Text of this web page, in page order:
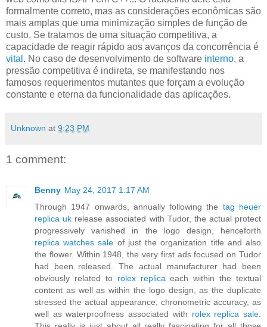
formalmente correto, mas as considerações econômicas são
mais amplas que uma minimização simples de função de
custo. Se tratamos de uma situação competitiva, a
capacidade de reagir rápido aos avanços da concorrência é
vital . No caso de desenvolvimento de software interno, a
pressão competitiva é indireta, se manifestando nos
famosos requerimentos mutantes que forçam a evolução
constante e eterna da funcionalidade das aplicações.
Unknown at 9:23 PM
1 comment:
Benny May 24, 2017 1:17 AM
Through 1947 onwards, annually following the tag heuer
replica uk release associated with Tudor, the actual protect
progressively vanished in the logo design, henceforth
replica watches sale of just the organization title and also
the flower. Within 1948, the very first ads focused on Tudor
had been released. The actual manufacturer had been
obviously related to rolex replica each within the textual
content as well as within the logo design, as the duplicate
stressed the actual appearance, chronometric accuracy, as
well as waterproofness associated with rolex replica sale